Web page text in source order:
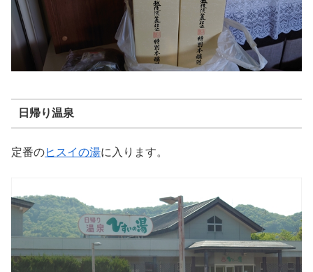
日帰り温泉
定番のヒスイの湯に入ります。